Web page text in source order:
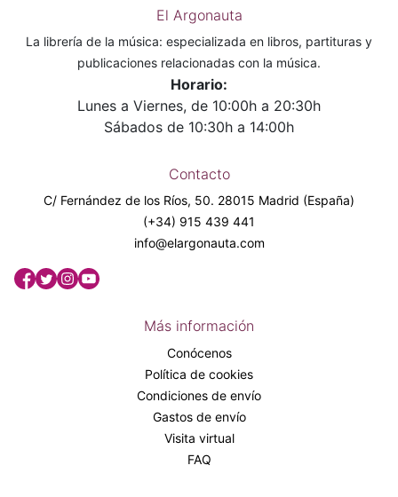
El Argonauta
La librería de la música: especializada en libros, partituras y
publicaciones relacionadas con la música.
Horario:
Lunes a Viernes, de 10:00h a 20:30h
Sábados de 10:30h a 14:00h
Contacto
C/ Fernández de los Ríos, 50. 28015 Madrid (España)
(+34) 915 439 441
info@elargonauta.com
Más información
Conócenos
Política de cookies
Condiciones de envío
Gastos de envío
Visita virtual
FAQ